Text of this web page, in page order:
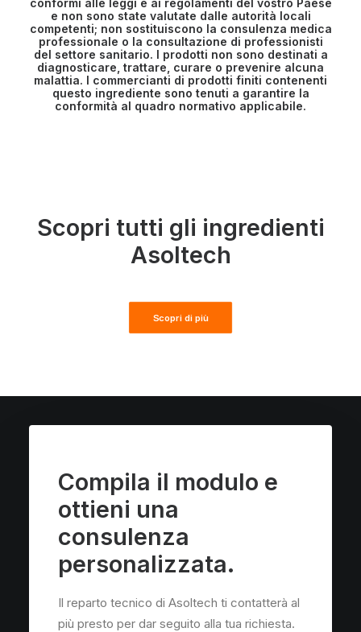
conformi alle leggi e ai regolamenti del vostro Paese
e non sono state valutate dalle autorità locali
competenti; non sostituiscono la consulenza medica
professionale o la consultazione di professionisti
del settore sanitario. I prodotti non sono destinati a
diagnosticare, trattare, curare o prevenire alcuna
malattia. I commercianti di prodotti finiti contenenti
questo ingrediente sono tenuti a garantire la
conformità al quadro normativo applicabile.
Scopri tutti gli ingredienti
Asoltech
Scopri di più
Compila il modulo e
ottieni una
consulenza
personalizzata.
Il reparto tecnico di Asoltech ti contatterà al
più presto per dar seguito alla tua richiesta.